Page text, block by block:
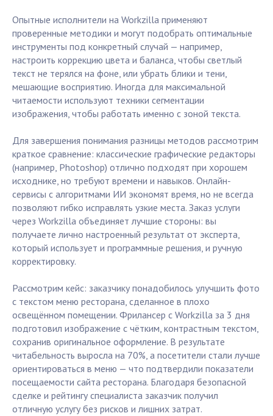
Опытные исполнители на Workzilla применяют
проверенные методики и могут подобрать оптимальные
инструменты под конкретный случай — например,
настроить коррекцию цвета и баланса, чтобы светлый
текст не терялся на фоне, или убрать блики и тени,
мешающие восприятию. Иногда для максимальной
читаемости используют техники сегментации
изображения, чтобы работать именно с зоной текста.
Для завершения понимания разницы методов рассмотрим
краткое сравнение: классические графические редакторы
(например, Photoshop) отлично подходят при хорошем
исходнике, но требуют времени и навыков. Онлайн-
сервисы с алгоритмами ИИ экономят время, но не всегда
позволяют гибко исправлять узкие места. Заказ услуги
через Workzilla объединяет лучшие стороны: вы
получаете лично настроенный результат от эксперта,
который использует и программные решения, и ручную
корректировку.
Рассмотрим кейс: заказчику понадобилось улучшить фото
с текстом меню ресторана, сделанное в плохо
освещённом помещении. Фрилансер с Workzilla за 3 дня
подготовил изображение с чётким, контрастным текстом,
сохранив оригинальное оформление. В результате
читабельность выросла на 70%, а посетители стали лучше
ориентироваться в меню — что подтвердили показатели
посещаемости сайта ресторана. Благодаря безопасной
сделке и рейтингу специалиста заказчик получил
отличную услугу без рисков и лишних затрат.